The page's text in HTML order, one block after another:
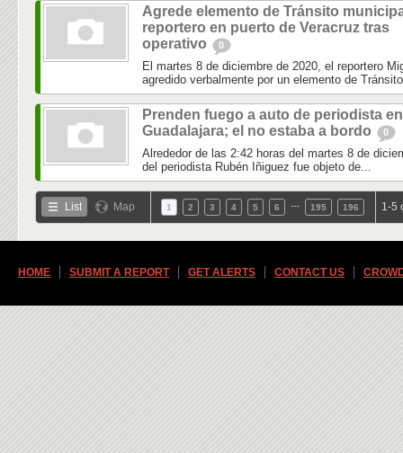
Agrede elemento de Tránsito
reportero en puerto de Veracruz tras
operativo
0
El martes 8 de diciembre de 2020, el reportero
agredido verbalmente por un elemento de
Prenden fuego a auto de periodista en
Guadalajara; el no estaba a bordo
0
Alrededor de las 2:42 horas del martes 8 de
del periodista Rubén Iñiguez fue objeto de...
List Map 1 2 3 4 5 6 195 196 1-5
HOME SUBMIT A REPORT GET ALERTS CONTACT US